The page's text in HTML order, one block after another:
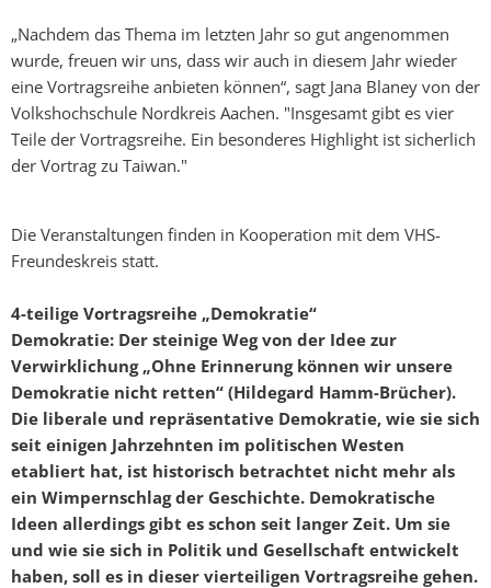
„Nachdem das Thema im letzten Jahr so gut angenommen
wurde, freuen wir uns, dass wir auch in diesem Jahr wieder
eine Vortragsreihe anbieten können“, sagt Jana Blaney von der
Volkshochschule Nordkreis Aachen. "Insgesamt gibt es vier
Teile der Vortragsreihe. Ein besonderes Highlight ist sicherlich
der Vortrag zu Taiwan."
Die Veranstaltungen finden in Kooperation mit dem VHS-
Freundeskreis statt.
4-teilige Vortragsreihe „Demokratie“
Demokratie: Der steinige Weg von der Idee zur
Verwirklichung „Ohne Erinnerung können wir unsere
Demokratie nicht retten“ (Hildegard Hamm-Brücher).
Die liberale und repräsentative Demokratie, wie sie sich
seit einigen Jahrzehnten im politischen Westen
etabliert hat, ist historisch betrachtet nicht mehr als
ein Wimpernschlag der Geschichte. Demokratische
Ideen allerdings gibt es schon seit langer Zeit. Um sie
und wie sie sich in Politik und Gesellschaft entwickelt
haben, soll es in dieser vierteiligen Vortragsreihe gehen.